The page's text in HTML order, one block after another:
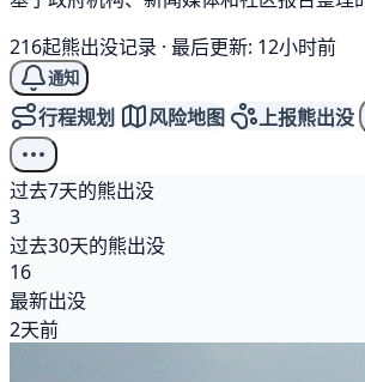
216起熊出没记录 · 最后更新: 12小时前
通知
行程规划 风险地图 上报熊出没
过去7天的熊出没
3
过去30天的熊出没
16
最新出没
2天前